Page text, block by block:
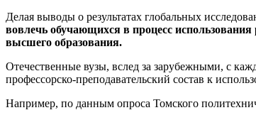
Делая выводы о результатах глобальных
вовлечь обучающихся в процесс
высшего образования.
Отечественные вузы, вслед за зарубежными, с
профессорско-преподавательский состав к
Например, по данным опроса Томского